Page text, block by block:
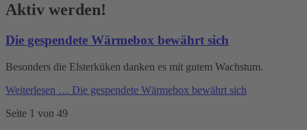
Aktiv werden!
Die gespendete Wärmebox bewährt sich
Besonders die Elsterküken danken es mit gutem Wachstum.
Weiterlesen … Die gespendete Wärmebox bewährt sich
Seite 1 von 49